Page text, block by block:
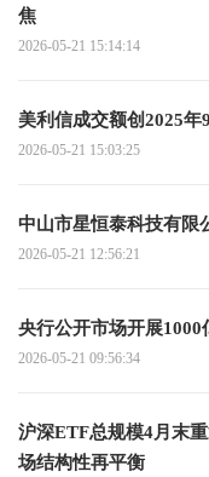
焦
2026-05-21 15:14:14
美利信成交额创2025年
2026-05-21 15:03:25
中山市星恒泰科技有限
2026-05-21 12:56:21
央行公开市场开展
2026-05-21 09:56:34
沪深ETF总规模4月末
场结构性再平衡